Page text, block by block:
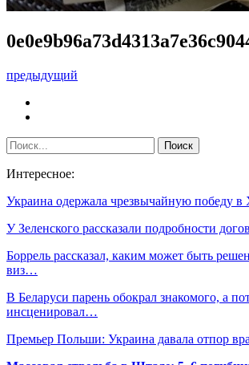
предыдущий
Интересное:
Украина одержала чрезвычайную победу
У Зеленского рассказали подробности
Боррель рассказал, каким может быть
виз…
В Беларуси парень обокрал знакомого, а
инсценировал…
Премьер Польши: Украина давала отпор